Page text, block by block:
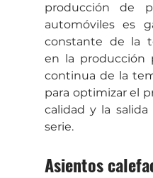
producción de
automóviles es
constante de la
en la producción
continua de la
para optimizar el
calidad y la
serie.
Asientos